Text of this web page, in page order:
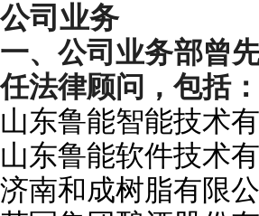
公司业务
一、公司业务部曾
任法律顾问，包括：
山东鲁能智能技术
山东鲁能软件技术
济南和成树脂有限